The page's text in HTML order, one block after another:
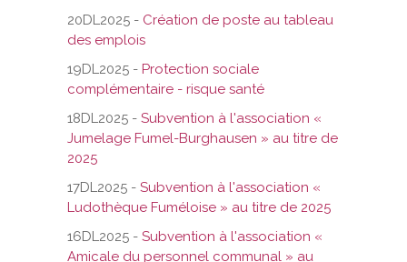
20DL2025 - Création de poste au tableau
des emplois
19DL2025 - Protection sociale
complémentaire - risque santé
18DL2025 - Subvention à l'association «
Jumelage Fumel-Burghausen » au titre de
2025
17DL2025 - Subvention à l'association «
Ludothèque Fuméloise » au titre de 2025
16DL2025 - Subvention à l'association «
Amicale du personnel communal » au